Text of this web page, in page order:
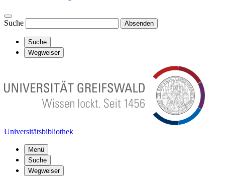
Suche Absenden
Suche
Wegweiser
Universitätsbibliothek
Menü
Suche
Wegweiser